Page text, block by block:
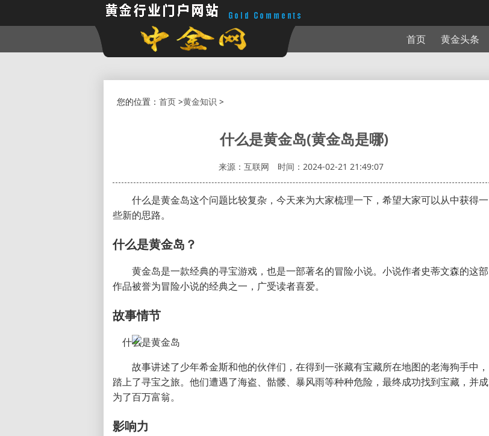
首页 黄金头条
您的位置： 首页>黄金知识 >
什么是黄金岛(黄金岛是哪)
来源：互联网 时间：2024-02-21 21:49:07
什么是黄金岛这个问题比较复杂，今天来为大家梳理一下，希望大家可以从中获得一
些新的思路。
什么是黄金岛？
黄金岛是一款经典的寻宝游戏，也是一部著名的冒险小说。小说作者史蒂文森的这部
作品被誉为冒险小说的经典之一，广受读者喜爱。
故事情节
故事讲述了少年希金斯和他的伙伴们，在得到一张藏有宝藏所在地图的老海狗手中，
踏上了寻宝之旅。他们遭遇了海盗、骷髅、暴风雨等种种危险，最终成功找到宝藏，并成
为了百万富翁。
影响力